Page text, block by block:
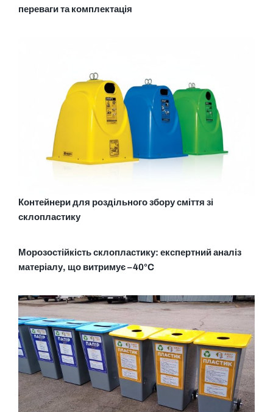
переваги та комплектація
Контейнери для роздільного збору сміття зі
склопластику
Морозостійкість склопластику: експертний аналіз
матеріалу, що витримує –40°C